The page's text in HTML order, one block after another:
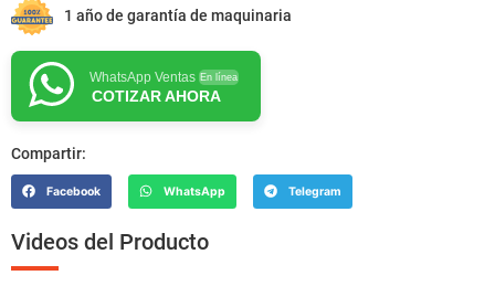
1 año de garantía de maquinaria
WhatsApp Ventas En línea
COTIZAR AHORA
Compartir:
Facebook WhatsApp Telegram
Videos del Producto